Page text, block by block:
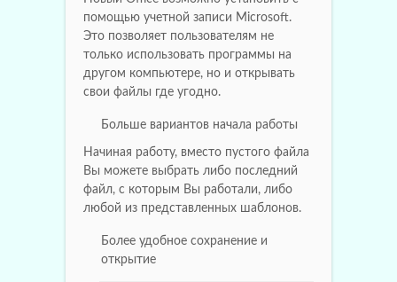
помощью учетной записи Microsoft.
Это позволяет пользователям не
только использовать программы на
другом компьютере, но и открывать
свои файлы где угодно.
Больше вариантов начала работы
Начиная работу, вместо пустого файла
Вы можете выбрать либо последний
файл, с которым Вы работали, либо
любой из представленных шаблонов.
Более удобное сохранение и
открытие